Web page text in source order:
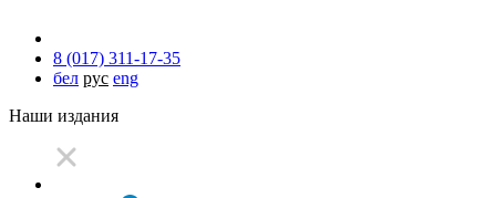
8 (017) 311-17-35
бел рус eng
Наши издания